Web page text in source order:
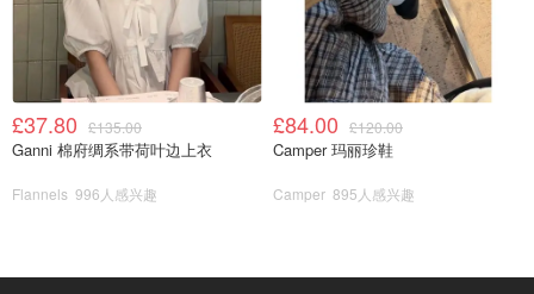
?‍♀️五段变速手动搅拌器打蛋器外壳利用钢铁烤漆，防止金属
表面氧化腐蚀，烤漆出来的颜色不易掉漆出现裂纹或剥落，
除了大众所爱的经典帝王红，我觉得冰蓝釉色小清新更讨喜?
?‍♀️包装质量： KitchenAid 5-Speed Ultra Power Hand Mixer,
－尺寸：8 x 3.5 x 6 inches －电力：120V / 60HZ －搅拌
1⃣️：慢速搅拌块状成分，如坚果或巧克力片，碎芝士、洋葱
£37.80 £135.00
Ganni 棉府绸系带荷叶边上衣
Flannels 996人感兴趣
£84.00 £120.00
Camper 玛丽珍鞋
Camper 895人感兴趣